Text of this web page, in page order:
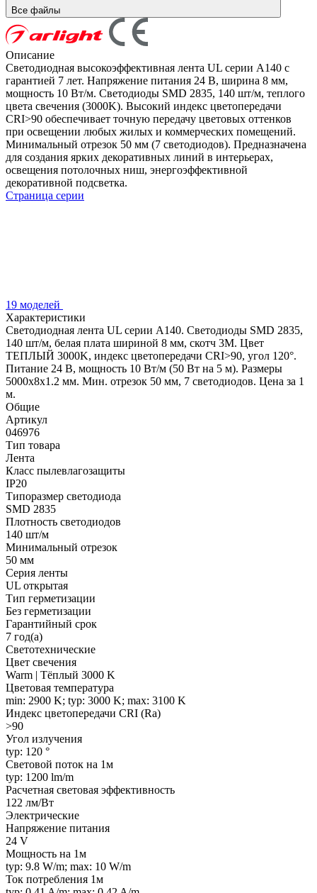
Все файлы
Описание
Светодиодная высокоэффективная лента UL серии A140 с
гарантией 7 лет. Напряжение питания 24 В, ширина 8 мм,
мощность 10 Вт/м. Светодиоды SMD 2835, 140 шт/м, теплого
цвета свечения (3000K). Высокий индекс цветопередачи
CRI>90 обеспечивает точную передачу цветовых оттенков
при освещении любых жилых и коммерческих помещений.
Минимальный отрезок 50 мм (7 светодиодов). Предназначена
для создания ярких декоративных линий в интерьерах,
освещения потолочных ниш, энергоэффективной
декоративной подсветка.
Страница серии
19 моделей
Характеристики
Светодиодная лента UL серии A140. Светодиоды SMD 2835,
140 шт/м, белая плата шириной 8 мм, скотч 3M. Цвет
ТЕПЛЫЙ 3000K, индекс цветопередачи CRI>90, угол 120°.
Питание 24 В, мощность 10 Вт/м (50 Вт на 5 м). Размеры
5000x8x1.2 мм. Мин. отрезок 50 мм, 7 светодиодов. Цена за 1
м.
Общие
Артикул
046976
Тип товара
Лента
Класс пылевлагозащиты
IP20
Типоразмер светодиода
SMD 2835
Плотность светодиодов
140 шт/м
Минимальный отрезок
50 мм
Серия ленты
UL открытая
Тип герметизации
Без герметизации
Гарантийный срок
7 год(а)
Светотехнические
Цвет свечения
Warm | Тёплый 3000 K
Цветовая температура
min: 2900 K; typ: 3000 K; max: 3100 K
Индекс цветопередачи CRI (Ra)
>90
Угол излучения
typ: 120 °
Световой поток на 1м
typ: 1200 lm/m
Расчетная световая эффективность
122 лм/Вт
Электрические
Напряжение питания
24 V
Мощность на 1м
typ: 9.8 W/m; max: 10 W/m
Ток потребления 1м